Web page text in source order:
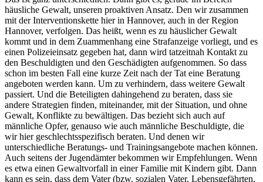
häusliche Gewalt, unseren proaktiven Ansatz. Den wir zusammen
mit der Interventionskette hier in Hannover, auch in der Region
Hannover, verfolgen. Das heißt, wenn es zu häuslicher Gewalt
kommt und in dem Zuammenhang eine Strafanzeige vorliegt, und es
einen Polizeieinsatz gegeben hat, dann wird tatzeitnah Kontakt zu
den Beschuldigten und den Geschädigten aufgenommen. So dass
schon im besten Fall eine kurze Zeit nach der Tat eine Beratung
angeboten werden kann. Um zu verhindern, dass weitere Gewalt
passiert. Und die Beteiligten dahingehend zu beraten, dass sie
andere Strategien finden, miteinander, mit der Situation, und ohne
Gewalt, Konflikte zu bewältigen. Das bezieht sich auch auf
männliche Opfer, genauso wie auch männliche Beschuldigte, die
wir hier geschlechtsspezifisch beraten. Und denen wir
unterschiedliche Beratungs- und Trainingsangebote machen können.
Auch seitens der Jugendämter bekommen wir Empfehlungen. Wenn
es etwa einen Gewaltvorfall in einer Familie mit Kindern gibt. Dann
kann es sein, dass dem Vater (bzw. sozialen Vater, Lebensgefährten,